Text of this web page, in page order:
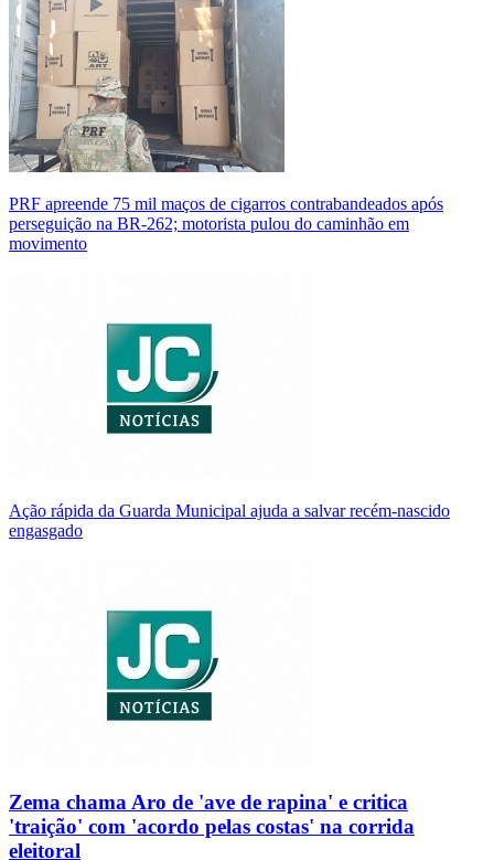
PRF apreende 75 mil maços de cigarros contrabandeados após
perseguição na BR-262; motorista pulou do caminhão em
movimento
Ação rápida da Guarda Municipal ajuda a salvar recém-nascido
engasgado
Zema chama Aro de 'ave de rapina' e critica
'traição' com 'acordo pelas costas' na corrida
eleitoral